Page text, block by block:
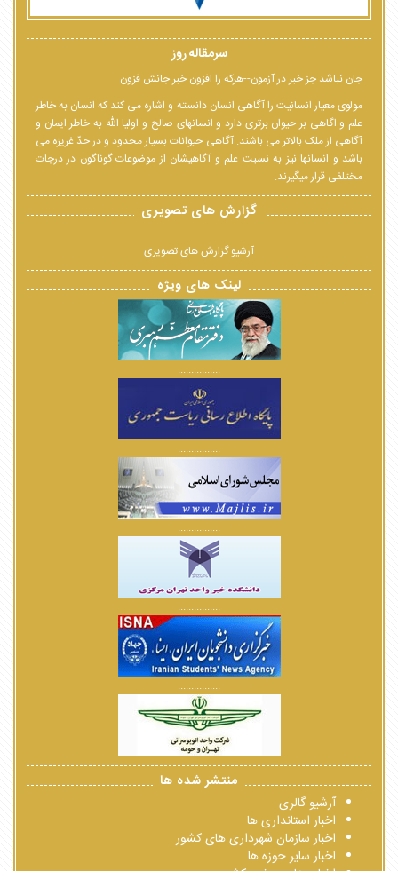
سرمقاله روز
جان نباشد جز خبر در آزمون--هرکه را افزون خبر جانش فزون
مولوی معیار انسانیت را آگاهی انسان دانسته و اشاره می کند که انسان به خاطر
علم و اگاهی بر حیوان برتری دارد و انسانهای صالح و اولیا الله به خاطر ایمان و
آگاهی از ملک بالاتر می باشند. آگاهی حیوانات بسیار محدود و در حدّ غریزه می
باشد و انسانها نیز به نسبت علم و آگاهیشان از موضوعات گوناگون در درجات
مختلفی قرار میگیرند.
گزارش های تصویری
آرشیو گزارش های تصویری
لینک های ویژه
................
................
................
................
................
منتشر شده ها
آرشیو گالری
اخبار استانداری ها
اخبار سازمان شهرداری های کشور
اخبار سایر حوزه ها